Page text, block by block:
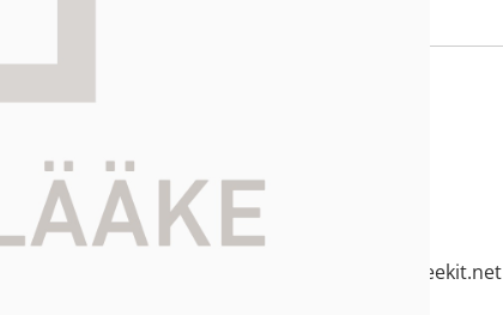
Asiakaspalvelu
010 235 2350
kangasala2.suorama@apteekit.net